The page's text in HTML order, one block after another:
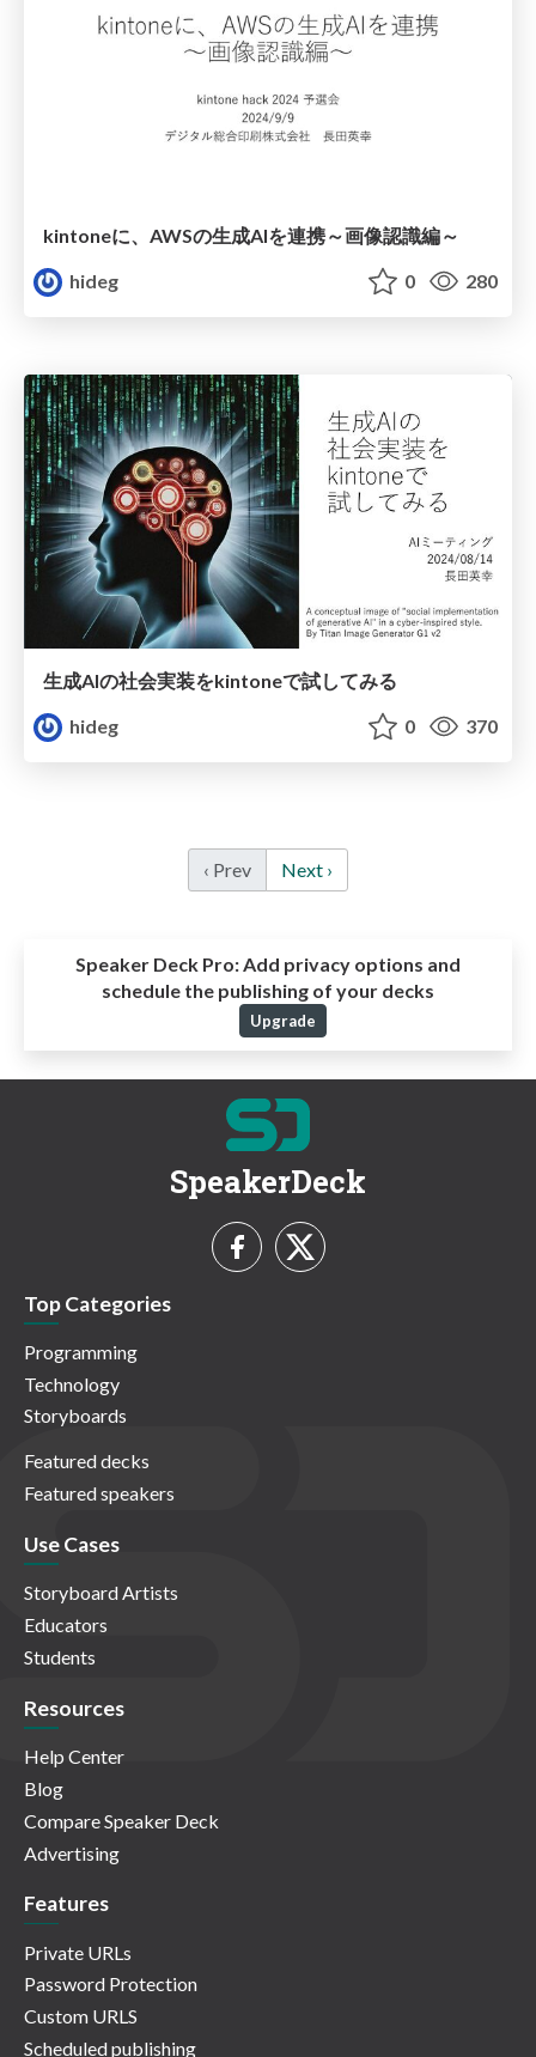
kintoneに、AWSの生成AIを連携～画像認識編～
hideg
0 280
生成AIの社会実装をkintoneで試してみる
hideg
0 370
‹ Prev Next ›
Speaker Deck Pro:Add privacy options and
schedule the publishing of your decks
Upgrade
SpeakerDeck
Top Categories
Programming
Technology
Storyboards
Featured decks
Featured speakers
Use Cases
Storyboard Artists
Educators
Students
Resources
Help Center
Blog
Compare Speaker Deck
Advertising
Features
Private URLs
Password Protection
Custom URLS
Scheduled publishing